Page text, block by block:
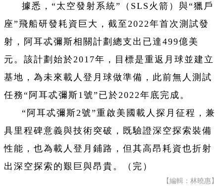
據悉，“太空發射系統”（SLS火箭）與“獵戶
座”飛船研發耗資巨大，截至2022年首次測試發
射，阿耳忒彌斯相關計劃總支出已達499億美
元。該計劃始於2017年，目標是重返月球並建立
基地，為未來載人登月球做準備，此前無人測試
任務“阿耳忒彌斯1號”已於2022年底完成。
“阿耳忒彌斯2號”重啟美國載人探月征程，兼
具里程碑意義與技術突破，既驗證深空探索裝備
性能，也為載人登月鋪路，但其高昂耗資也折射
出深空探索的艱巨與昂貴。（完）
【編輯：林曉惠】